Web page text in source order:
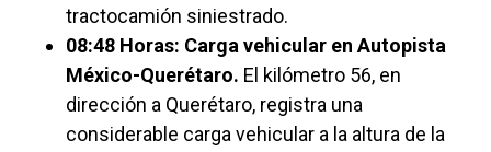
tractocamión siniestrado.
08:48 Horas: Carga vehicular en Autopista
México-Querétaro. El kilómetro 56, en
dirección a Querétaro, registra una
considerable carga vehicular a la altura de la